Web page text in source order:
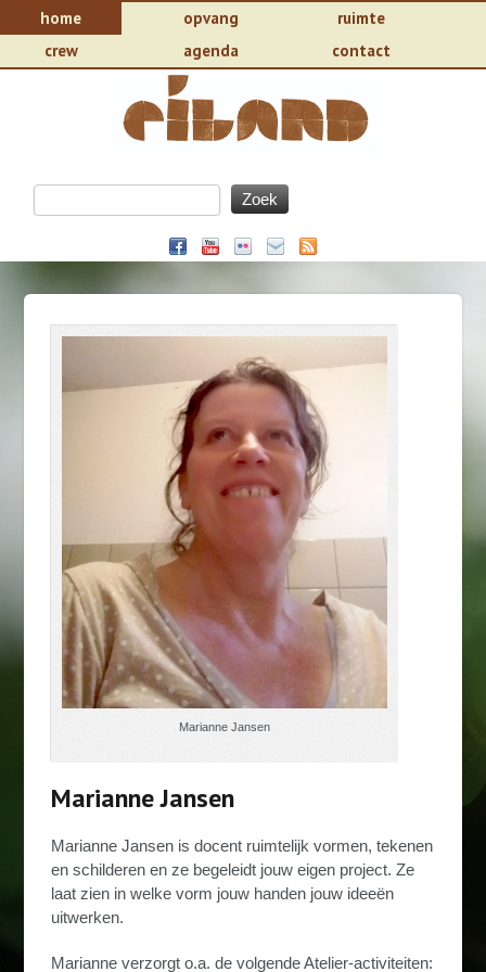
home opvang
ruimte
crew
agenda contact
Marianne Jansen
Marianne Jansen
Marianne Jansen is docent ruimtelijk vormen, tekenen
en schilderen en ze begeleidt jouw eigen project. Ze
laat zien in welke vorm jouw handen jouw ideeën
uitwerken.
Marianne verzorgt o.a. de volgende Atelier-activiteiten: